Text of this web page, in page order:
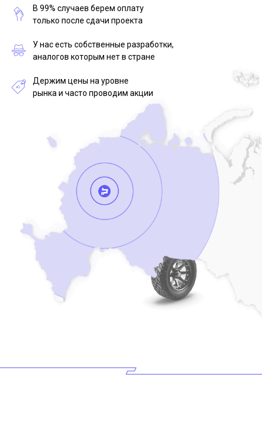
Держим цены на уровне
рынка и часто проводим акции
В 99% случаев берем оплату
только после сдачи проекта
У нас есть собственные разработки,
аналогов которым нет в стране